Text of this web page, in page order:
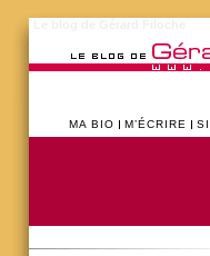
MA BIO M’ÉCRIRE